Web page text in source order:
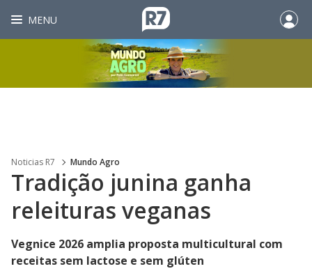
MENU
Noticias R7 Mundo Agro
Tradição junina ganha
releituras veganas
Vegnice 2026 amplia proposta multicultural com
receitas sem lactose e sem glúten